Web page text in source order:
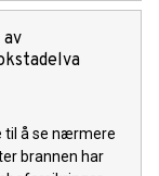
Forsikring.
til å se nærmere
brannen har